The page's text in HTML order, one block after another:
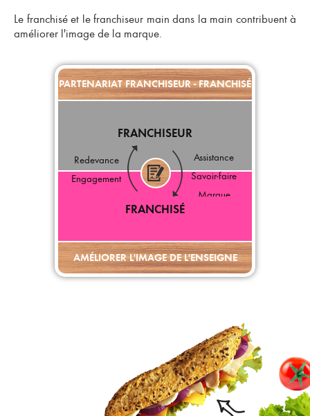
Le franchisé et le franchiseur main dans la main contribuent à
améliorer l'image de la marque.
PARTENARIAT FRANCHISEUR - FRANCHISÉ
FRANCHISEUR
FRANCHISÉ
Assistance
Savoir-faire
Marque
Redevance
Engagement
AMÉLIORER L'IMAGE DE L'ENSEIGNE